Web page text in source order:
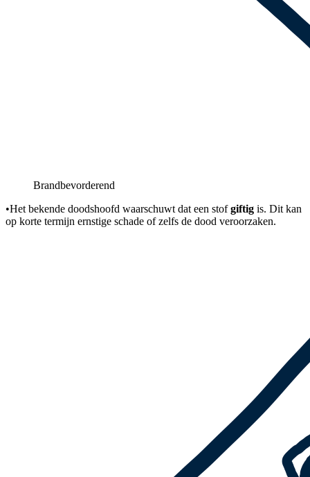
Brandbevorderend
•Het bekende doodshoofd waarschuwt dat een stofgiftig is. Dit kan
op korte termijn ernstige schade of zelfs de dood veroorzaken.